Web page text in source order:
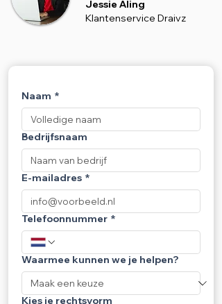
Jessie Aling
Klantenservice Draivz
Naam *
Bedrijfsnaam
E-mailadres *
Telefoonnummer *
Waarmee kunnen we je helpen?
Kies je rechtsvorm